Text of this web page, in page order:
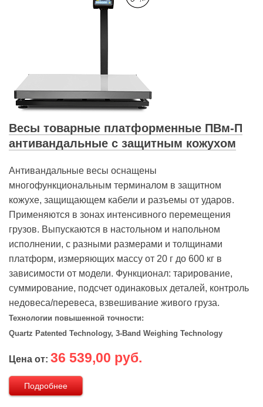
Весы товарные платформенные ПВм-П
антивандальные с защитным кожухом
Антивандальные весы оснащены
многофункциональным терминалом в защитном
кожухе, защищающем кабели и разъемы от ударов.
Применяются в зонах интенсивного перемещения
грузов. Выпускаются в настольном и напольном
исполнении, с разными размерами и толщинами
платформ, измеряющих массу от 20 г до 600 кг в
зависимости от модели. Функционал: тарирование,
суммирование, подсчет одинаковых деталей, контроль
недовеса/перевеса, взвешивание живого груза.
Технологии повышенной точности:
Quartz Patented Technology, 3-Band Weighing Technology
Цена от: 36 539,00 руб.
Подробнее